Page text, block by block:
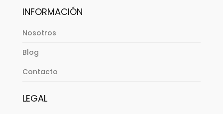
INFORMACIÓN
Nosotros
Blog
Contacto
LEGAL